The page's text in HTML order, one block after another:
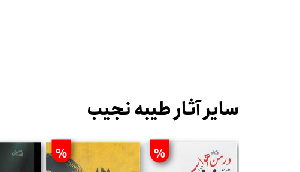
سایر آثار طیبه نجیب
%
%